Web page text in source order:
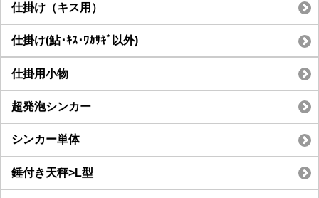
仕掛け（キス用）
仕掛け(鮎･ｷｽ･ﾜｶｻｷﾞ以外)
仕掛用小物
超発泡シンカー
シンカー単体
錘付き天秤>L型